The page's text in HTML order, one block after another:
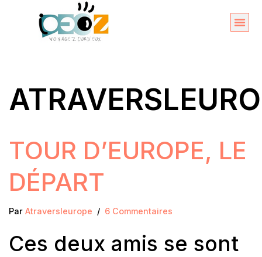
TOUR D’EUROPE, LE
DÉPART
Par Atraversleurope 6 Commentaires
Ces deux amis se sont